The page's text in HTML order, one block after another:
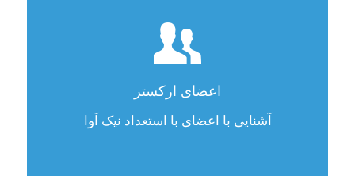
اعضای ارکستر
آشنایی با اعضای با استعداد نیک آوا